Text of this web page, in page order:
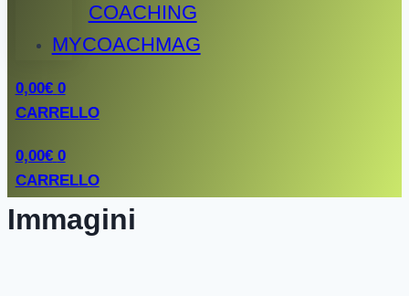
COACHING
MYCOACHMAG
0,00€ 0
CARRELLO
0,00€ 0
CARRELLO
Immagini